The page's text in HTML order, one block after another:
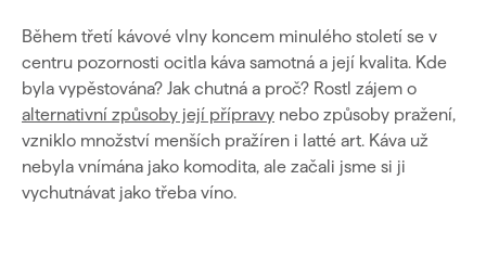
Během třetí kávové vlny koncem minulého století se v
centru pozornosti ocitla káva samotná a její kvalita. Kde
byla vypěstována? Jak chutná a proč? Rostl zájem o
alternativní způsoby její přípravy nebo způsoby pražení,
vzniklo množství menších pražíren i latté art. Káva už
nebyla vnímána jako komodita, ale začali jsme si ji
vychutnávat jako třeba víno.